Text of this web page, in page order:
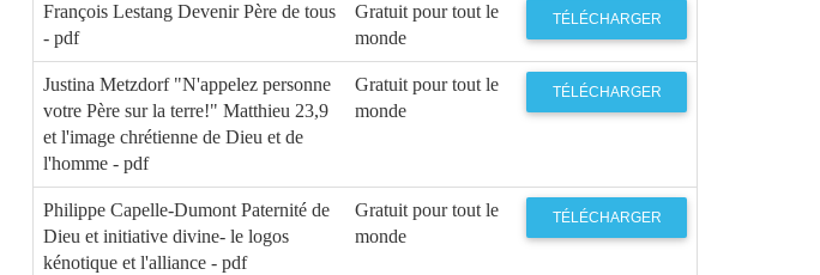
François Lestang Devenir Père de tous
- pdf
Gratuit pour tout le
monde
TÉLÉCHARGER
Justina Metzdorf "N'appelez personne
votre Père sur la terre!" Matthieu 23,9
et l'image chrétienne de Dieu et de
l'homme - pdf
Gratuit pour tout le
monde
TÉLÉCHARGER
Philippe Capelle-Dumont Paternité de
Dieu et initiative divine- le logos
kénotique et l'alliance - pdf
Gratuit pour tout le
monde
TÉLÉCHARGER